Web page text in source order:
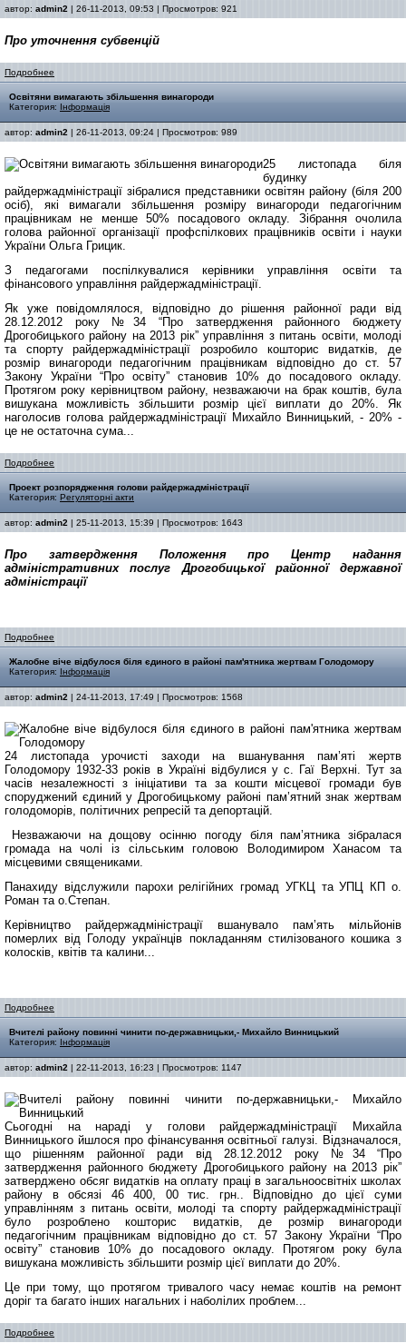
автор: admin2 | 26-11-2013, 09:53 | Просмотров: 921
Про уточнення субвенцій
Подробнее
Освітяни вимагають збільшення винагороди
Категория: Інформація
автор: admin2 | 26-11-2013, 09:24 | Просмотров: 989
25 листопада біля
будинку
райдержадміністрації зібралися представники освітян району (біля 200
осіб), які вимагали збільшення розміру винагороди педагогічним
працівникам не менше 50% посадового окладу. Зібрання очолила
голова районної організації профспілкових працівників освіти і науки
України Ольга Грицик.
З педагогами поспілкувалися керівники управління освіти та
фінансового управління райдержадміністрації.
Як уже повідомлялося, відповідно до рішення районної ради від
28.12.2012 року №34 “Про затвердження районного бюджету
Дрогобицького району на 2013 рік” управління з питань освіти, молоді
та спорту райдержадміністрації розробило кошторис видатків, де
розмір винагороди педагогічним працівникам відповідно до ст. 57
Закону України “Про освіту” становив 10% до посадового окладу.
Протягом року керівництвом району, незважаючи на брак коштів, була
вишукана можливість збільшити розмір цієї виплати до 20%. Як
наголосив голова райдержадміністрації Михайло Винницький, - 20% -
це не остаточна сума...
Подробнее
Проект розпорядження голови райдержадміністрації
Категория: Регуляторні акти
автор: admin2 | 25-11-2013, 15:39 | Просмотров: 1643
Про затвердження Положення проЦентр надання
адміністративнихпослуг Дрогобицької районної державної
адміністрації
Подробнее
Жалобне віче відбулося біля єдиного в районі пам'ятника жертвам Голодомору
Категория: Інформація
автор: admin2 | 24-11-2013, 17:49 | Просмотров: 1568
24 листопада урочисті заходи на вшанування пам’яті жертв
Голодомору 1932-33 років в Україні відбулися у с. Гаї Верхні. Тут за
часів незалежності з ініціативи та за кошти місцевої громади був
споруджений єдиний у Дрогобицькому районі пам’ятний знак жертвам
голодоморів, політичних репресій та депортацій.
Незважаючи на дощову осінню погоду біля пам’ятника зібралася
громада на чолі із сільським головою Володимиром Ханасом та
місцевими священиками.
Панахиду відслужили парохи релігійних громад УГКЦ та УПЦ КП о.
Роман та о.Степан.
Керівництво райдержадміністрації вшанувало пам’ять мільйонів
померлих від Голоду українців покладанням стилізованого кошика з
колосків, квітів та калини...
Подробнее
Вчителі району повинні чинити по-державницьки,- Михайло Винницький
Категория: Інформація
автор: admin2 | 22-11-2013, 16:23 | Просмотров: 1147
Сьогодні на нараді у голови райдержадміністрації Михайла
Винницького йшлося про фінансування освітньої галузі. Відзначалося,
що рішенням районної ради від 28.12.2012 року №34 “Про
затвердження районного бюджету Дрогобицького району на 2013 рік”
затверджено обсяг видатків на оплату праці в загальноосвітніх школах
району в обсязі 46 400, 00 тис. грн.. Відповідно до цієї суми
управлінням з питань освіти, молоді та спорту райдержадміністрації
було розроблено кошторис видатків, де розмір винагороди
педагогічним працівникам відповідно до ст. 57 Закону України “Про
освіту” становив 10% до посадового окладу. Протягом року була
вишукана можливість збільшити розмір цієї виплати до 20%.
Це при тому, що протягом тривалого часу немає коштів на ремонт
доріг та багато інших нагальних і наболілих проблем...
Подробнее